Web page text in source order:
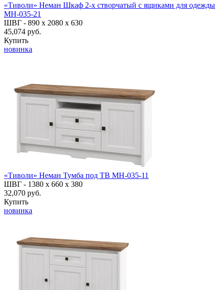
«Тиволи» Неман Шкаф 2-х створчатый с ящиками для одежды
МН-035-21
ШВГ - 890 х 2080 х 630
45,074 руб.
Купить
новинка
«Тиволи» Неман Тумба под ТВ МН-035-11
ШВГ - 1380 х 660 х 380
32,070 руб.
Купить
новинка